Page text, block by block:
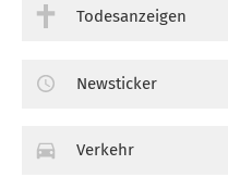
Todesanzeigen
Newsticker
Verkehr